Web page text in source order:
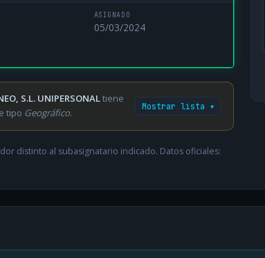
ASIGNADO
05/03/2024
S.L. UNIPERSONALtiene
tipo Geográfico.
Mostrar lista ▾
distinto al subasignatario indicado. Datos oficiales: